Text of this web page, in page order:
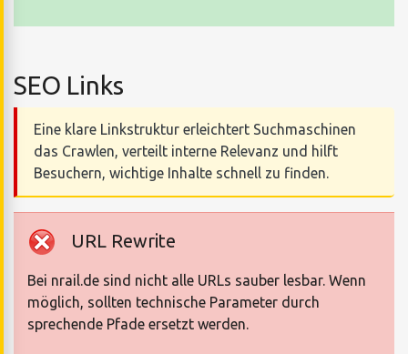
SEO Links
Eine klare Linkstruktur erleichtert Suchmaschinen
das Crawlen, verteilt interne Relevanz und hilft
Besuchern, wichtige Inhalte schnell zu finden.
URL Rewrite
Bei nrail.de sind nicht alle URLs sauber lesbar. Wenn
möglich, sollten technische Parameter durch
sprechende Pfade ersetzt werden.